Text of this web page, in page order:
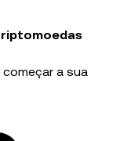
a sua